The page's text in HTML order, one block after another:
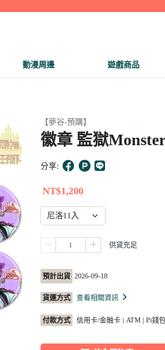
動漫周邊 遊戲商品
【夢谷-預購】
徽章 監獄
分享:
NT$1,200
供貨充足
預計出貨 2026-09-18
貨運方式 查看相關資訊
付款方式 信用卡/金融卡 | ATM | Pi錢